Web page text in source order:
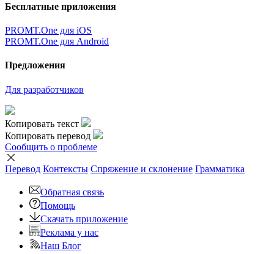
Бесплатные приложения
PROMT.One для iOS
PROMT.One для Android
Предложения
Для разработчиков
Копировать текст
Копировать перевод
Сообщить о проблеме
Перевод Контексты Спряжение и склонение Грамматика
Обратная связь
Помощь
Скачать приложение
Реклама у нас
Наш Блог